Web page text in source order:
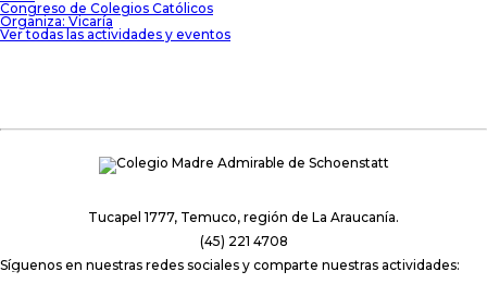
Congreso de Colegios Católicos
Organiza: Vicaría
Ver todas las actividades y eventos
Tucapel 1777, Temuco, región de La Araucanía.
(45) 221 4708
Síguenos en nuestras redes sociales y comparte nuestras actividades: